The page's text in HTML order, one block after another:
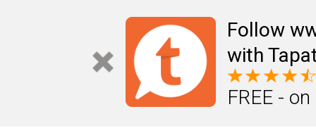
Follow
with
FREE -